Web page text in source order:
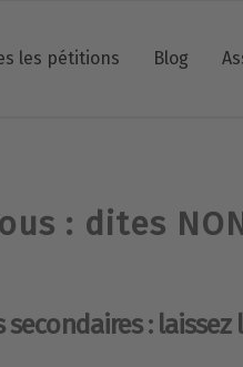
les pétitions Blog
: dites
: laissez